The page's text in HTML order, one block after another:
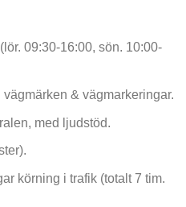
09:30-16:00, sön. 10:00-
& vägmarkeringar.
med ljudstöd.
körning i trafik (totalt 7 tim.